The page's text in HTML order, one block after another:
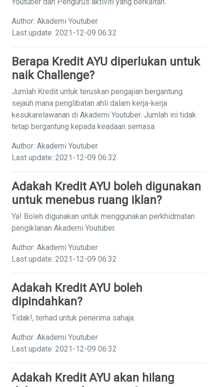
Author: Akademi Youtuber
Last update: 2021-12-09 06:32
Berapa Kredit AYU diperlukan untuk
naik Challenge?
Jumlah Kredit untuk teruskan pengajian bergantung
sejauh mana penglibatan ahli dalam kerja-kerja
kesukarelawanan di Akademi Youtuber. Jumlah ini tidak
tetap bergantung kepada keadaan semasa.
Author: Akademi Youtuber
Last update: 2021-12-09 06:32
Adakah Kredit AYU boleh digunakan
untuk menebus ruang iklan?
Ya! Boleh digunakan untuk menggunakan perkhidmatan
pengiklanan Akademi Youtuber.
Author: Akademi Youtuber
Last update: 2021-12-09 06:32
Adakah Kredit AYU boleh
dipindahkan?
Tidak!, terhad untuk penerima sahaja.
Author: Akademi Youtuber
Last update: 2021-12-09 06:32
Adakah Kredit AYU akan hilang